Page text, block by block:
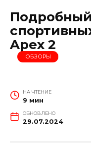
Apex 2
ОБЗОРЫ
НА ЧТЕНИЕ
9 мин
ОБНОВЛЕНО
29.07.2024